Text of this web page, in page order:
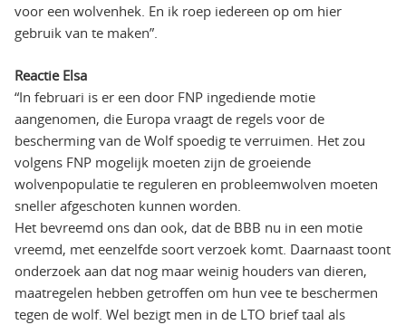
voor een wolvenhek. En ik roep iedereen op om hier
gebruik van te maken”.
Reactie Elsa
“In februari is er een door FNP ingediende motie
aangenomen, die Europa vraagt de regels voor de
bescherming van de Wolf spoedig te verruimen. Het zou
volgens FNP mogelijk moeten zijn de groeiende
wolvenpopulatie te reguleren en probleemwolven moeten
sneller afgeschoten kunnen worden.
Het bevreemd ons dan ook, dat de BBB nu in een motie
vreemd, met eenzelfde soort verzoek komt. Daarnaast toont
onderzoek aan dat nog maar weinig houders van dieren,
maatregelen hebben getroffen om hun vee te beschermen
tegen de wolf. Wel bezigt men in de LTO brief taal als